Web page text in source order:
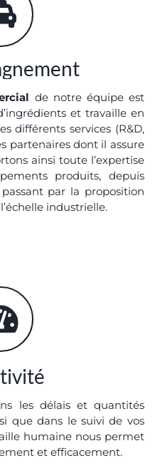
de notre équipe est
et travaille en
différents services (R&D,
partenaires dont il assure
ainsi toute l’expertise
produits, depuis
par la proposition
industrielle.
les délais et quantités
que dans le suivi de vos
humaine nous permet
et efficacement.